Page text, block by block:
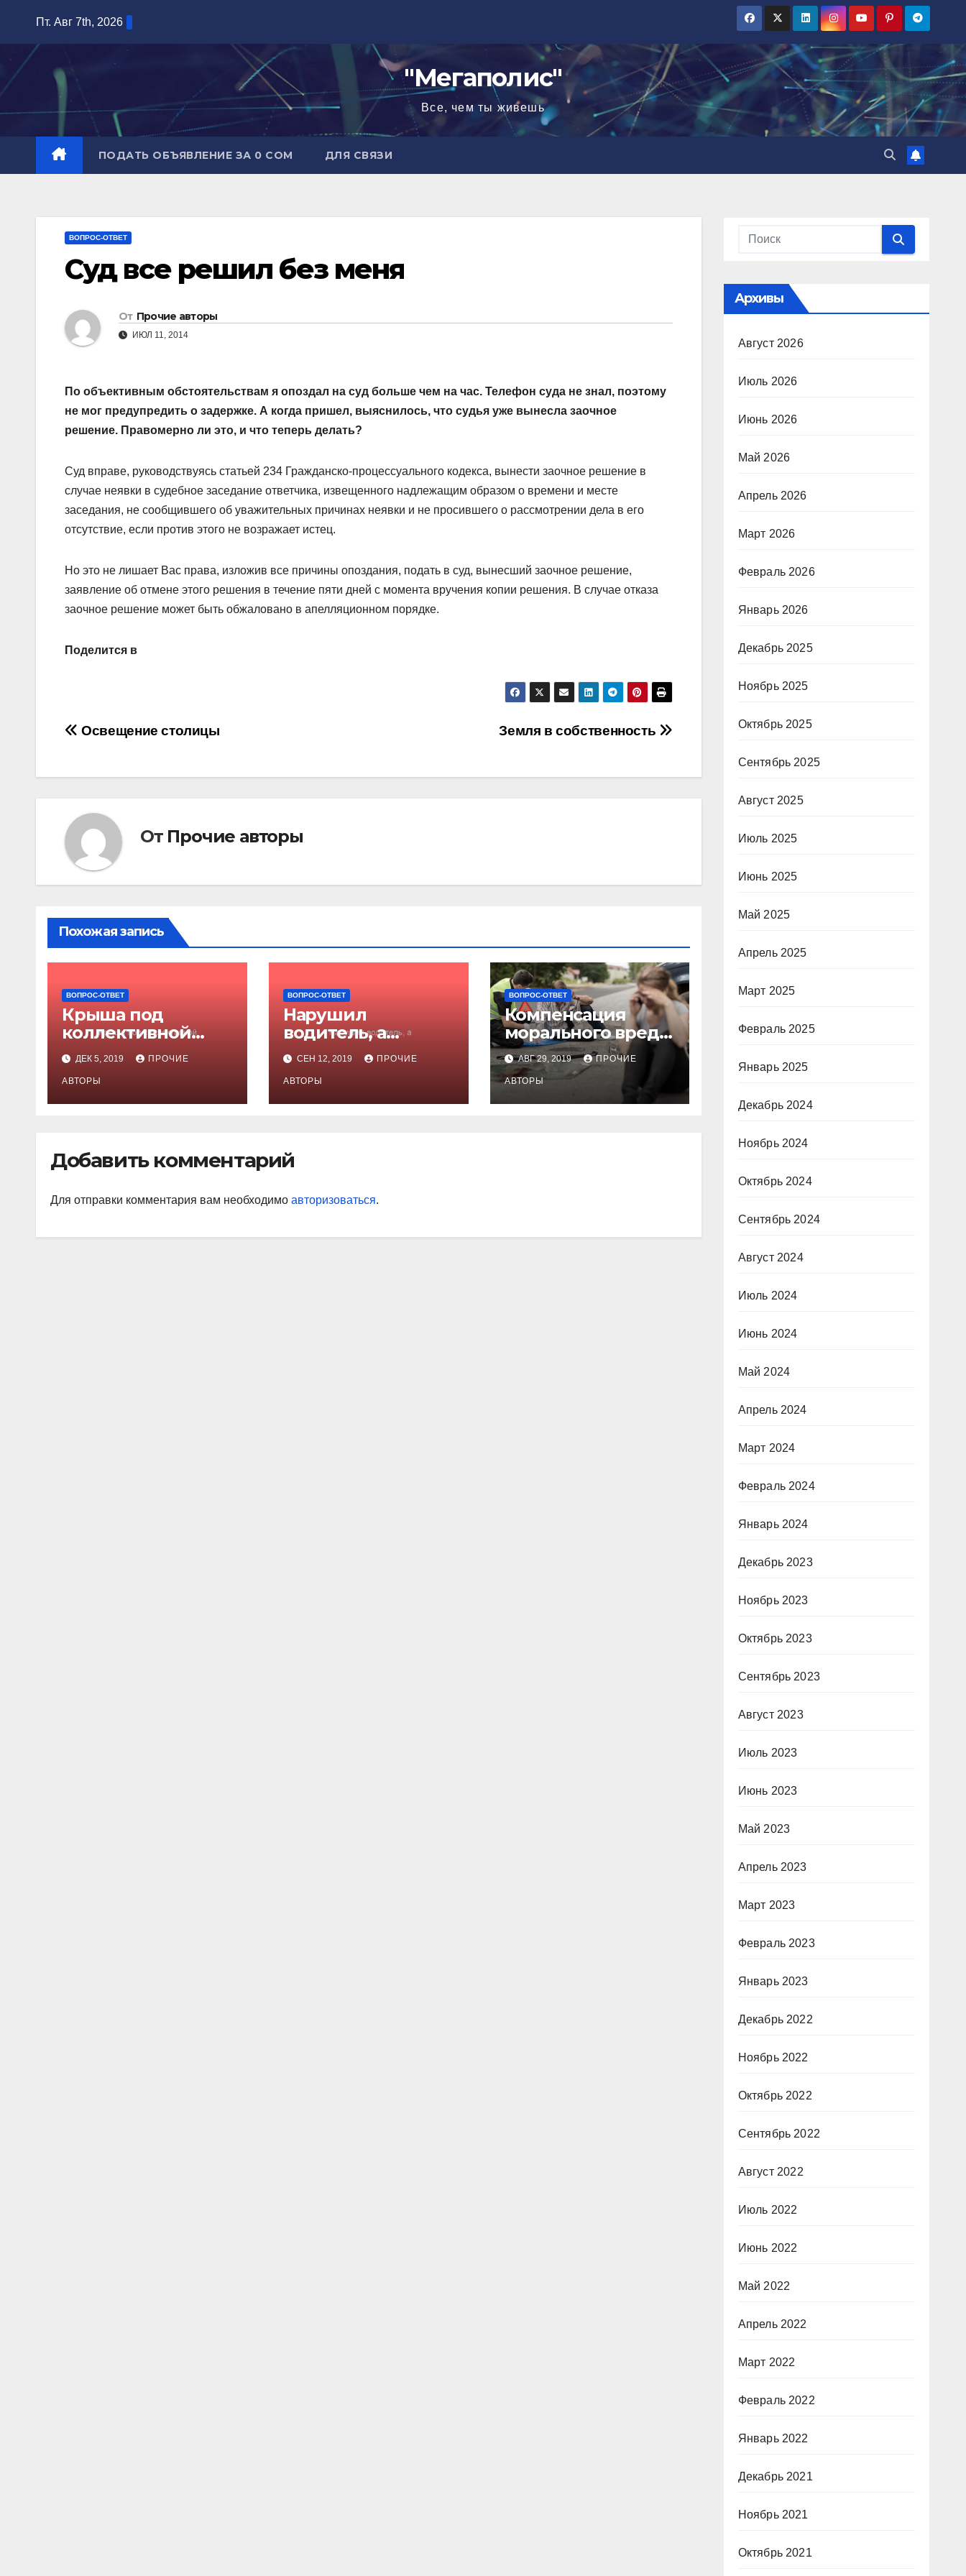
содержимому
Пт. Авг 7th, 2026
"Мегаполис"
Все, чем ты живешь
ПОДАТЬ ОБЪЯВЛЕНИЕ ЗА 0 СОМ ДЛЯ СВЯЗИ
ВОПРОС-ОТВЕТ
Суд все решил без меня
От Прочие авторы
ИЮЛ 11, 2014
По объективным обстоятельствам я опоздал на суд больше чем на час. Телефон суда не знал, поэтому
не мог предупредить о задержке. А когда пришел, выяснилось, что судья уже вынесла заочное
решение. Правомерно ли это, и что теперь делать?
Суд вправе, руководствуясь статьей 234 Гражданско-процессуального кодекса, вынести заочное решение в
случае неявки в судебное заседание ответчика, извещенного надлежащим образом о времени и месте
заседания, не сообщившего об уважительных причинах неявки и не просившего о рассмотрении дела в его
отсутствие, если против этого не возражает истец.
Но это не лишает Вас права, изложив все причины опоздания, подать в суд, вынесший заочное решение,
заявление об отмене этого решения в течение пяти дней с момента вручения копии решения. В случае отказа
заочное решение может быть обжаловано в апелляционном порядке.
Поделится в
Навигация
Земля в собственность
Освещение столицы
От Прочие авторы
Похожая запись
ВОПРОС-ОТВЕТ
Крыша под
коллективной
ответственностью
ДЕК 5, 2019 ПРОЧИЕ
АВТОРЫ
ВОПРОС-ОТВЕТ
Нарушил
водитель, а
отвечать
работодателю?
СЕН 12, 2019 ПРОЧИЕ
АВТОРЫ
ВОПРОС-ОТВЕТ
Компенсация
морального вреда
при ДТП
АВГ 29, 2019 ПРОЧИЕ
АВТОРЫ
Добавить комментарий
Для отправки комментария вам необходимо авторизоваться.
Архивы
Август 2026
Июль 2026
Июнь 2026
Май 2026
Апрель 2026
Март 2026
Февраль 2026
Январь 2026
Декабрь 2025
Ноябрь 2025
Октябрь 2025
Сентябрь 2025
Август 2025
Июль 2025
Июнь 2025
Май 2025
Апрель 2025
Март 2025
Февраль 2025
Январь 2025
Декабрь 2024
Ноябрь 2024
Октябрь 2024
Сентябрь 2024
Август 2024
Июль 2024
Июнь 2024
Май 2024
Апрель 2024
Март 2024
Февраль 2024
Январь 2024
Декабрь 2023
Ноябрь 2023
Октябрь 2023
Сентябрь 2023
Август 2023
Июль 2023
Июнь 2023
Май 2023
Апрель 2023
Март 2023
Февраль 2023
Январь 2023
Декабрь 2022
Ноябрь 2022
Октябрь 2022
Сентябрь 2022
Август 2022
Июль 2022
Июнь 2022
Май 2022
Апрель 2022
Март 2022
Февраль 2022
Январь 2022
Декабрь 2021
Ноябрь 2021
Октябрь 2021